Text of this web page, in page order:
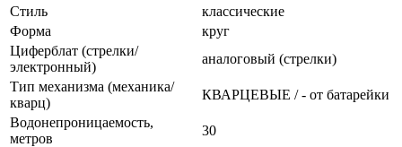
Стиль
классические
Форма
круг
Циферблат (стрелки/
электронный)
аналоговый (стрелки)
Тип механизма (механика/
кварц)
КВАРЦЕВЫЕ / - от батарейки
Водонепроницаемость,
метров
30